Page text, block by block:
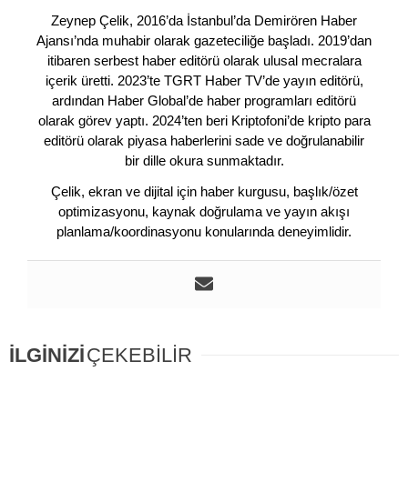
Zeynep Çelik, 2016’da İstanbul’da Demirören Haber
Ajansı’nda muhabir olarak gazeteciliğe başladı. 2019’dan
itibaren serbest haber editörü olarak ulusal mecralara
içerik üretti. 2023’te TGRT Haber TV’de yayın editörü,
ardından Haber Global’de haber programları editörü
olarak görev yaptı. 2024’ten beri Kriptofoni’de kripto para
editörü olarak piyasa haberlerini sade ve doğrulanabilir
bir dille okura sunmaktadır.
Çelik, ekran ve dijital için haber kurgusu, başlık/özet
optimizasyonu, kaynak doğrulama ve yayın akışı
planlama/koordinasyonu konularında deneyimlidir.
İLGİNİZİÇEKEBİLİR